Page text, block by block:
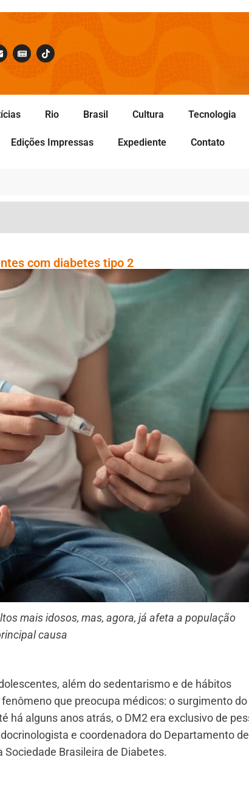
Rio Brasil Cultura Tecnologia
Edições Impressas Expediente Contato
com diabetes tipo 2
mais idosos, mas, agora, já afeta a população
causa
além do sedentarismo e de hábitos
que preocupa médicos: o surgimento do
há alguns anos atrás, o DM2 era exclusivo de
e coordenadora do Departamento de
Brasileira de Diabetes.